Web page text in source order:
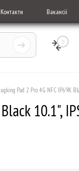
Контакти Вакансії
0
Pad 2 Pro 4G NFC IP69K
10.1",